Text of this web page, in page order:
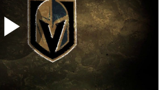
Play